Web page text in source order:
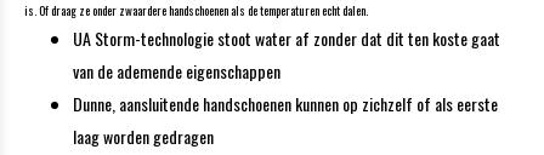
is. Of draag ze onder zwaardere handschoenen als de temperaturen echt dalen.
UA Storm-technologie stoot water af zonder dat dit ten koste gaat
van de ademende eigenschappen
Dunne, aansluitende handschoenen kunnen op zichzelf of als eerste
laag worden gedragen